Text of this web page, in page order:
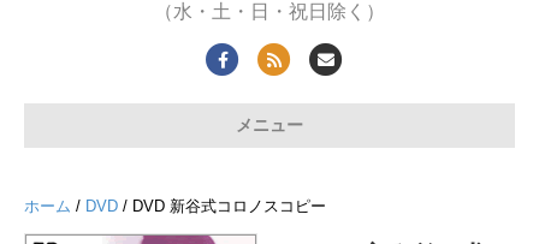
（水・土・日・祝日除く）
Facebook
Rss Email
メニュー
ホーム / DVD / DVD 新谷式コロノスコピー